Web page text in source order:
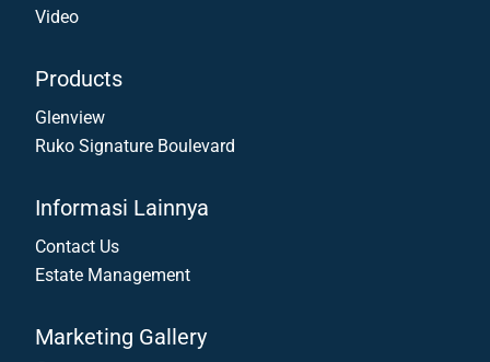
Video
Products
Glenview
Ruko Signature Boulevard
Informasi Lainnya
Contact Us
Estate Management
Marketing Gallery